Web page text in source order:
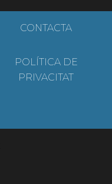
CONTACTA
POLÍTICA DE
PRIVACITAT